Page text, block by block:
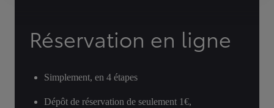
Réservation en ligne
Simplement, en 4 étapes
Dépôt de réservation de seulement 1€,